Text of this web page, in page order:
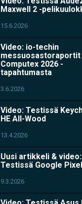
Maxwell 2 -
15.6.2026
Video: io-techin
messuosastoraportit
Computex 2026 -
tapahtumasta
3.6.2026
Video: Testissä
HE All-Wood
13.4.2026
Uusi artikkeli & video:
Testissä Google
9.3.2026